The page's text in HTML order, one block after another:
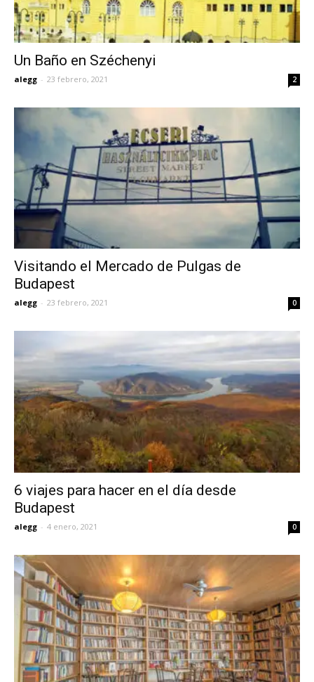
Un Baño en Széchenyi
alegg - 23 febrero, 2021 2
Visitando el Mercado de Pulgas de
Budapest
alegg - 23 febrero, 2021 0
6 viajes para hacer en el día desde
Budapest
alegg - 4 enero, 2021 0